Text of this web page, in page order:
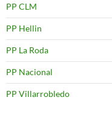
PP CLM
PP Hellin
PP La Roda
PP Nacional
PP Villarrobledo